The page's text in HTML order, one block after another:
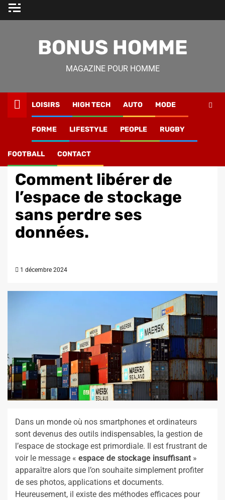
Skip
BONUS HOMME
MAGAZINE POUR HOMME
LOISIRS HIGH TECH AUTO MODE
FORME LIFESTYLE PEOPLE RUGBY
FOOTBALL CONTACT
l’espace de stockage sans perdre ses données.
Comment libérer de
l’espace de stockage
sans perdre ses
données.
1 décembre 2024
Dans un monde où nos smartphones et ordinateurs
sont devenus des outils indispensables, la gestion de
l’espace de stockage est primordiale. Il est frustrant de
voir le message « espace de stockage insuffisant »
apparaître alors que l’on souhaite simplement profiter
de ses photos, applications et documents.
Heureusement, il existe des méthodes efficaces pour